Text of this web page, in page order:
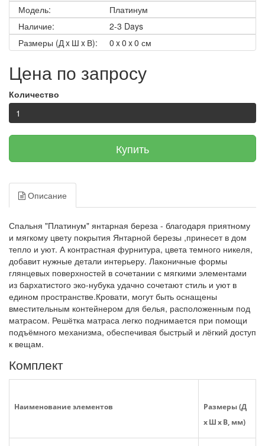
Модель:
Платинум
Наличие:
2-3 Days
Размеры (Д x Ш x В):
0 x 0 x 0 см
Цена по запросу
Количество
Купить
Описание
Спальня "Платинум" янтарная береза - благодаря приятному
и мягкому цвету покрытия Янтарной березы ,принесет в дом
тепло и уют. А контрастная фурнитура, цвета темного никеля,
добавит нужные детали интерьеру. Лаконичные формы
глянцевых поверхностей в сочетании с мягкими элементами
из бархатистого эко-нубука удачно сочетают стиль и уют в
едином пространстве.Кровати, могут быть оснащены
вместительным контейнером для белья, расположенным под
матрасом. Решётка матраса легко поднимается при помощи
подъёмного механизма, обеспечивая быстрый и лёгкий доступ
к вещам.
Комплект
Наименование элементов
Размеры (Д
x Ш x В, мм)